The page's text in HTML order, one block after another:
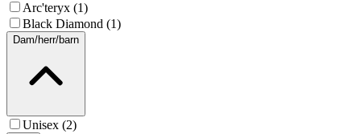
Arc'teryx (1)
Black Diamond (1)
Dam/herr/barn
Unisex (2)